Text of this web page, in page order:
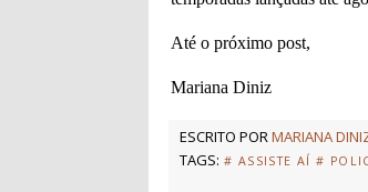
Até o próximo post,
Mariana Diniz
ESCRITO PORMARIANA
TAGS: # ASSISTE AÍ #